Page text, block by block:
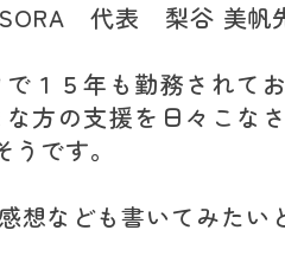
代表 梨谷 美帆
１５年も勤務されて
方の支援を日々こな
です。
想なども書いてみたい